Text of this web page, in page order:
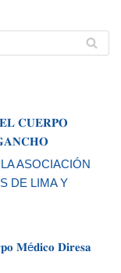
𝐂𝐔𝐄𝐑𝐏𝐎
ASOCIACIÓN
DE LIMA Y
𝐌é𝐝𝐢𝐜𝐨 𝐃𝐢𝐫𝐞𝐬𝐚